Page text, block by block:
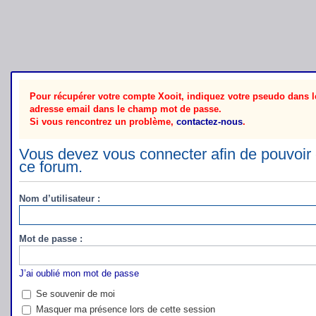
Pour récupérer votre compte Xooit, indiquez votre pseudo dans
adresse email dans le champ mot de passe.
Si vous rencontrez un problème, contactez-nous.
Vous devez vous connecter afin de
ce forum.
Nom d’utilisateur :
Mot de passe :
J’ai oublié mon mot de passe
Se souvenir de moi
Masquer ma présence lors de cette session